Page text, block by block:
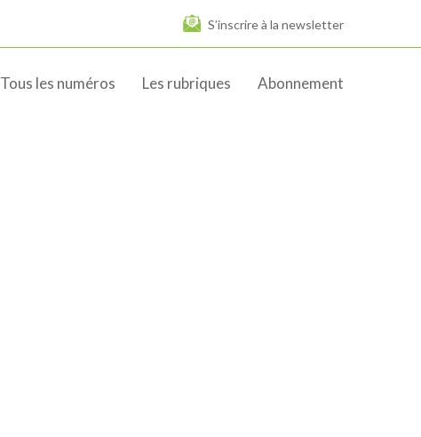
S’inscrire à la newsletter
Tous les numéros Les rubriques Abonnement